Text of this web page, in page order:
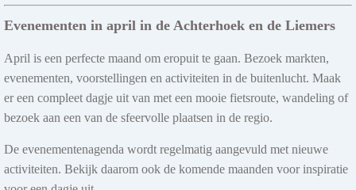
Evenementen in april in de Achterhoek en de Liemers
April is een perfecte maand om eropuit te gaan. Bezoek markten,
evenementen, voorstellingen en activiteiten in de buitenlucht. Maak
er een compleet dagje uit van met een mooie fietsroute, wandeling of
bezoek aan een van de sfeervolle plaatsen in de regio.
De evenementenagenda wordt regelmatig aangevuld met nieuwe
activiteiten. Bekijk daarom ook de komende maanden voor inspiratie